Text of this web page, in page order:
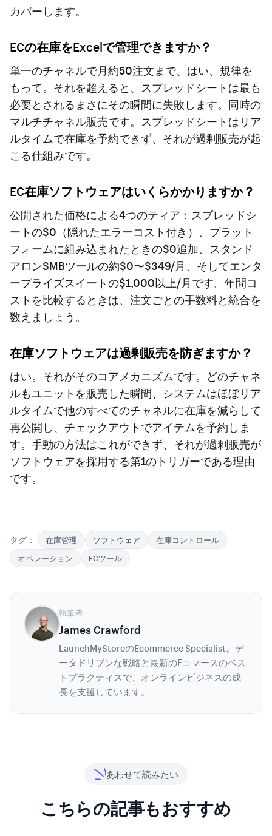
カバーします。
ECの在庫をExcelで管理できますか？
単一のチャネルで月約50注文まで、はい、規律を
もって。それを超えると、スプレッドシートは最も
必要とされるまさにその瞬間に失敗します。同時の
マルチチャネル販売です。スプレッドシートはリア
ルタイムで在庫を予約できず、それが過剰販売が起
こる仕組みです。
EC在庫ソフトウェアはいくらかかりますか？
公開された価格による4つのティア：スプレッドシ
ートの$0（隠れたエラーコスト付き）、プラット
フォームに組み込まれたときの$0追加、スタンド
アロンSMBツールの約$0〜$349/月、そしてエンタ
ープライズスイートの$1,000以上/月です。年間コ
ストを比較するときは、注文ごとの手数料と統合を
数えましょう。
在庫ソフトウェアは過剰販売を防ぎますか？
はい。それがそのコアメカニズムです。どのチャネ
ルもユニットを販売した瞬間、システムはほぼリア
ルタイムで他のすべてのチャネルに在庫を減らして
再公開し、チェックアウトでアイテムを予約しま
す。手動の方法はこれができず、それが過剰販売が
ソフトウェアを採用する第1のトリガーである理由
です。
タグ： 在庫管理 ソフトウェア
在庫コントロール
オペレーション
ECツール
執筆者
James Crawford
LaunchMyStoreのEcommerce Specialist。デ
ータドリブンな戦略と最新のEコマースのベス
トプラクティスで、オンラインビジネスの成
長を支援しています。
あわせて読みたい
こちらの記事もおすすめ